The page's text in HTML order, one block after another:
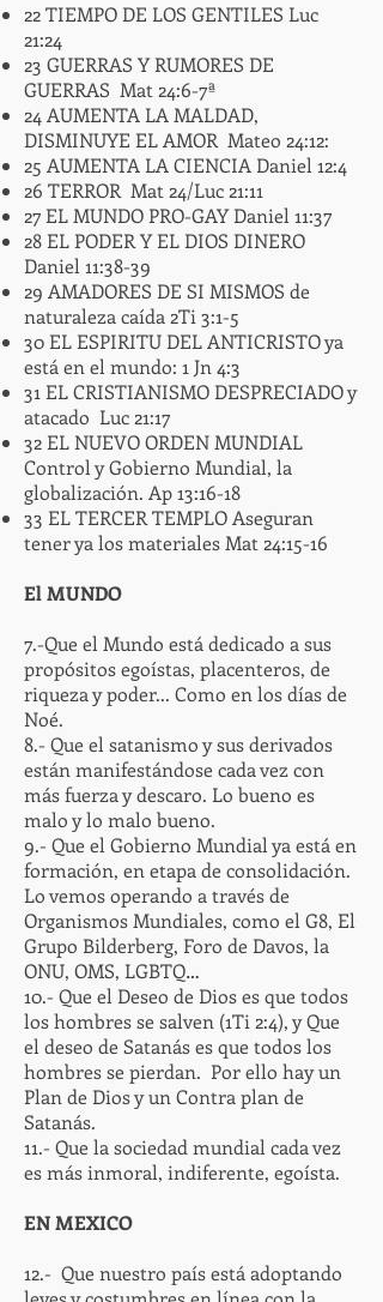
22 TIEMPO DE LOS GENTILES Luc
21:24
23 GUERRAS Y RUMORES DE
GUERRAS Mat 24:6-7ª
24 AUMENTA LA MALDAD,
DISMINUYE EL AMOR Mateo 24:12:
25 AUMENTA LA CIENCIA Daniel 12:4
26 TERROR Mat 24/Luc 21:11
27 EL MUNDO PRO-GAY Daniel 11:37
28 EL PODER Y EL DIOS DINERO
Daniel 11:38-39
29 AMADORES DE SI MISMOS de
naturaleza caída 2Ti 3:1-5
30 EL ESPIRITU DEL ANTICRISTO ya
está en el mundo: 1 Jn 4:3
31 EL CRISTIANISMO DESPRECIADO y
atacado Luc 21:17
32 EL NUEVO ORDEN MUNDIAL
Control y Gobierno Mundial, la
globalización. Ap 13:16-18
33 EL TERCER TEMPLO Aseguran
tener ya los materiales Mat 24:15-16
El MUNDO
7.-Que el Mundo está dedicado a sus
propósitos egoístas, placenteros, de
riqueza y poder... Como en los días de
Noé.
8.- Que el satanismo y sus derivados
están manifestándose cada vez con
más fuerza y descaro. Lo bueno es
malo y lo malo bueno.
9.- Que el Gobierno Mundial ya está en
formación, en etapa de consolidación.
Lo vemos operando a través de
Organismos Mundiales, como el G8, El
Grupo Bilderberg, Foro de Davos, la
ONU, OMS, LGBTQ…
10.- Que el Deseo de Dios es que todos
los hombres se salven (1Ti 2:4), y Que
el deseo de Satanás es que todos los
hombres se pierdan. Por ello hay un
Plan de Dios y un Contra plan de
Satanás.
11.- Que la sociedad mundial cada vez
es más inmoral, indiferente, egoísta.
EN MEXICO
12.- Que nuestro país está adoptando